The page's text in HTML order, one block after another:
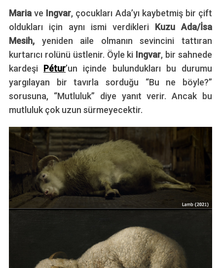
Mariave Ingvar, çocukları Ada’yı kaybetmiş bir çift
oldukları için aynı ismi verdikleri Kuzu Ada/İsa
Mesih,yeniden aile olmanın sevincini tattıran
kurtarıcı rolünü üstlenir. Öyle ki Ingvar, bir sahnede
kardeşi Pétur’un içinde bulundukları bu durumu
yargılayan bir tavırla sorduğu “Bu ne böyle?”
sorusuna, “Mutluluk” diye yanıt verir. Ancak bu
mutluluk çok uzun sürmeyecektir.